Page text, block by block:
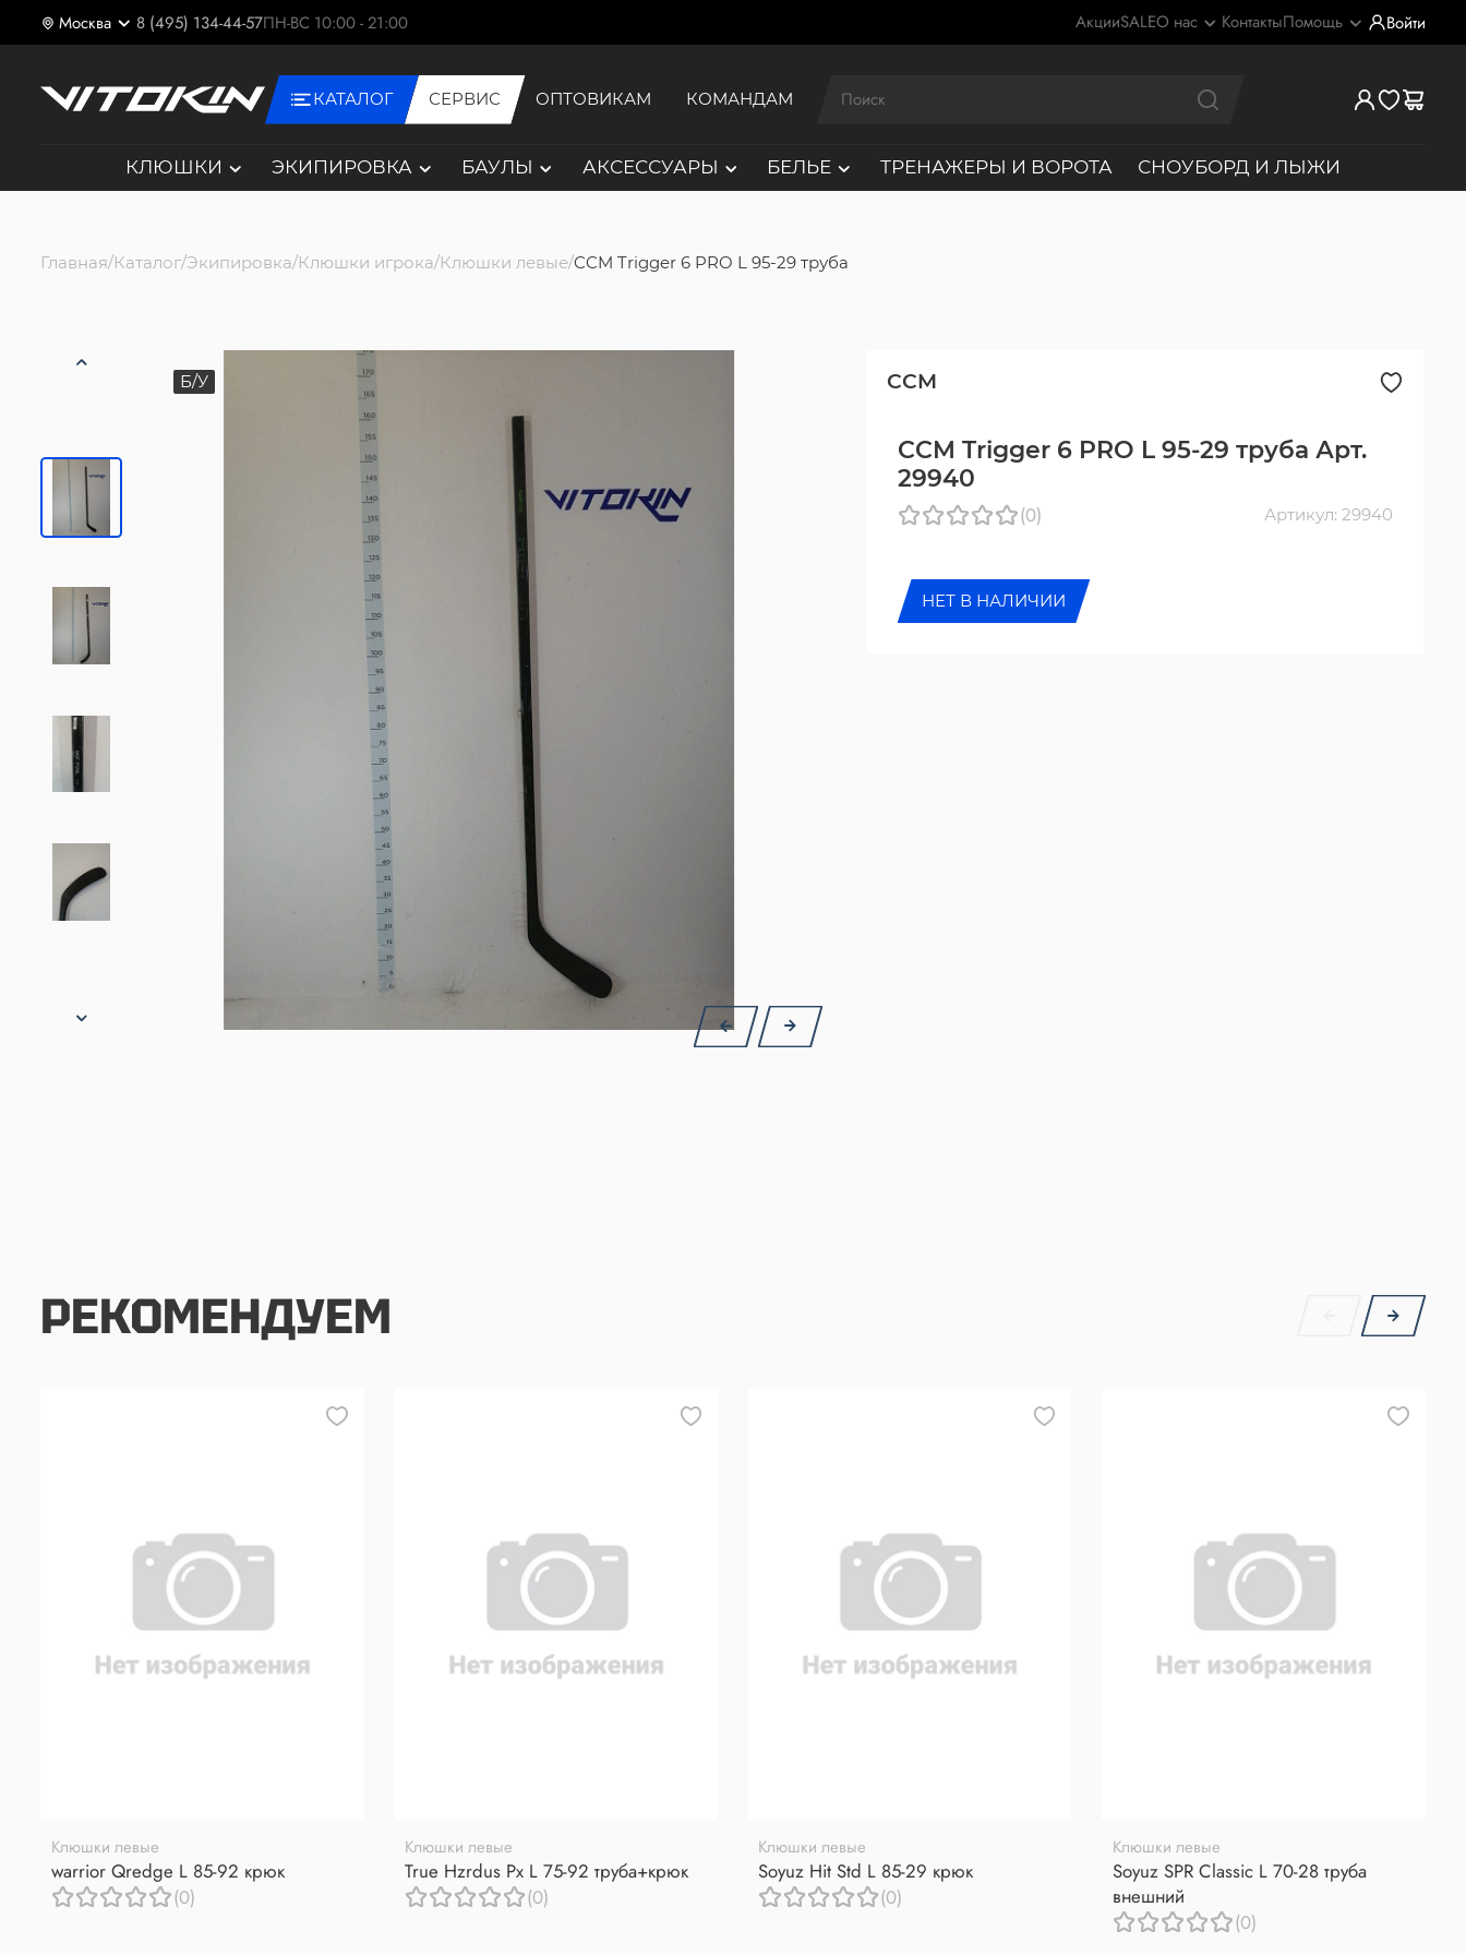
Москва 8 (495) 134-44-57ПН-ВС 10:00 - 21:00 АкцииSALEО нас КонтактыПомощь Войти
КАТАЛОГ СЕРВИС ОПТОВИКАМ КОМАНДАМ
КЛЮШКИ ЭКИПИРОВКА БАУЛЫ АКСЕССУАРЫ БЕЛЬЕ ТРЕНАЖЕРЫ И ВОРОТА СНОУБОРД И ЛЫЖИ
Главная Каталог Экипировка Клюшки игрока Клюшки левые CCM Trigger 6 PRO L 95-29 труба
Б/У CCM
CCM Trigger 6 PRO L 95-29 труба Арт.
29940
(0) Артикул: 29940
НЕТ В НАЛИЧИИ
РЕКОМЕНДУЕМ
Клюшки левые
warrior Qredge L 85-92 крюк
(0)
Клюшки левые
True Hzrdus Px L 75-92 труба+крюк
(0)
Клюшки левые
Soyuz Hit Std L 85-29 крюк
(0)
Клюшки левые
Soyuz SPR Classic L 70-28 труба
внешний
(0)